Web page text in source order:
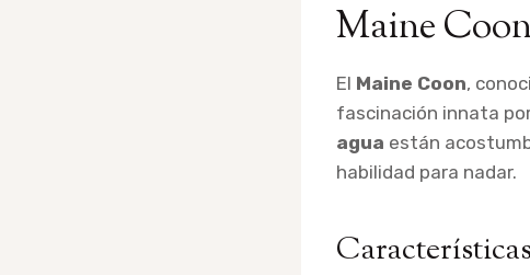
Maine
El Maine Coon,
fascinación innata
agua están
habilidad para nadar.